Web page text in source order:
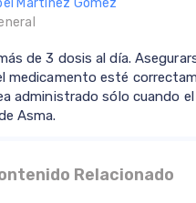
Martínez Gómez
de 3 dosis al día.
medicamento esté
administrado sólo cuando
Asma.
Relacionado